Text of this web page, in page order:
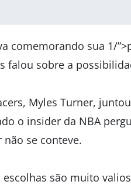
comemorando sua 1/
falou sobre a
Myles Turner,
o insider da NBA
se conteve.
são muito